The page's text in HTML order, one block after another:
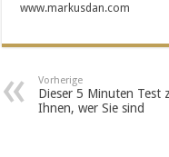
www.markusdan.com
Vorherige
Dieser 5 Minuten Test
Ihnen, wer Sie sind